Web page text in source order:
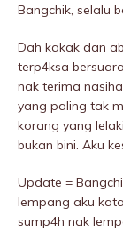
Bangchik, selalu
Dah kakak dan
terp4ksa
nak terima
yang paling tak
korang yang
bukan bini. Aku
Update =
Iempang aku
sump4h nak